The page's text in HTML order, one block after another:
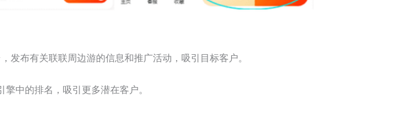
发布有关联联周边游的信息和推广活动，吸引目标客户。
中的排名，吸引更多潜在客户。